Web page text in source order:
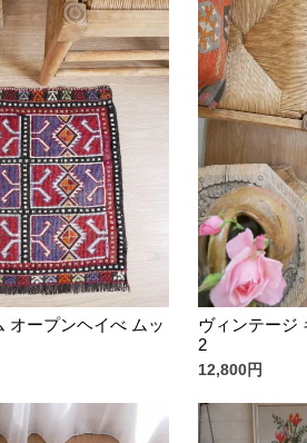
オープンヘイべ ムッ
ヴィンテージ
2
12,800円